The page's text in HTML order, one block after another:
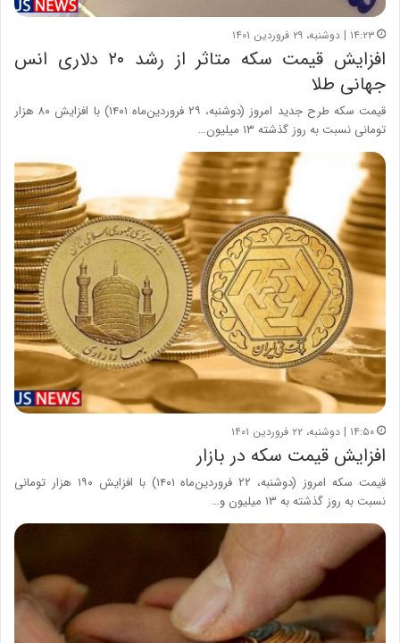
۱۴:۲۳ | دوشنبه، ۲۹ فروردین ۱۴۰۱
افزایش قیمت سکه متاثر از رشد ۲۰ دلاری انس
جهانی طلا
قیمت سکه طرح جدید امروز (دوشنبه، ۲۹ فروردین‌ماه ۱۴۰۱) با افزایش ۸۰ هزار
تومانی نسبت به روز گذشته ۱۳ میلیون…
۱۴:۵۰ | دوشنبه، ۲۲ فروردین ۱۴۰۱
افزایش قیمت سکه در بازار
قیمت سکه امروز (دوشنبه، ۲۲ فروردین‌ماه ۱۴۰۱) با افزایش ۱۹۰ هزار تومانی
نسبت به روز گذشته به ۱۳ میلیون و…